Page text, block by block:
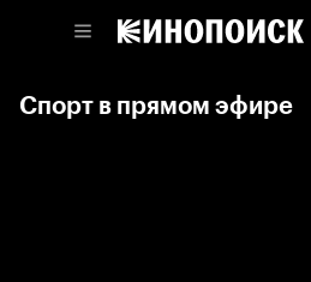
Спорт в прямом эфире